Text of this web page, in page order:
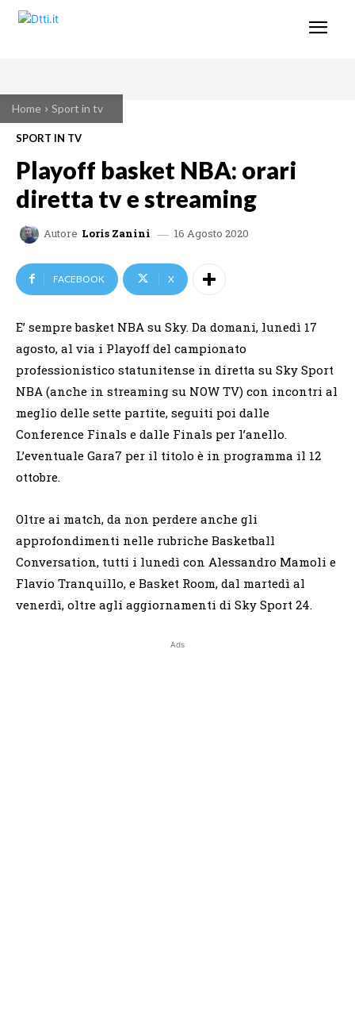
Home Sport in tv
SPORT IN TV
Playoff basket NBA: orari
diretta tv e streaming
Autore Loris Zanini 16 Agosto 2020
FACEBOOK X
E’ sempre basket NBA su Sky. Da domani, lunedì 17
agosto, al via i Playoff del campionato
professionistico statunitense in diretta su Sky Sport
NBA (anche in streaming su NOW TV) con incontri al
meglio delle sette partite, seguiti poi dalle
Conference Finals e dalle Finals per l’anello.
L’eventuale Gara7 per il titolo è in programma il 12
ottobre.
Oltre ai match, da non perdere anche gli
approfondimenti nelle rubriche Basketball
Conversation, tutti i lunedì con Alessandro Mamoli e
Flavio Tranquillo, e Basket Room, dal martedì al
venerdì, oltre agli aggiornamenti di Sky Sport 24.
Ads